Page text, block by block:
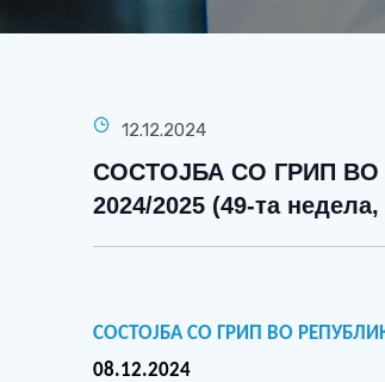
12.12.2024
СОСТОЈБА СО ГРИП
2024/2025 (49-та
СОСТОЈБА СО ГРИП ВО
08.12.2024